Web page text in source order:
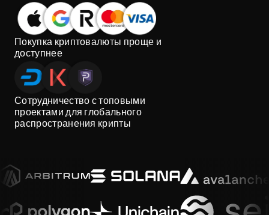
Покупка криптовалюты проще и
доступнее
Сотрудничество с топовыми
проектами для глобального
распространения крипты